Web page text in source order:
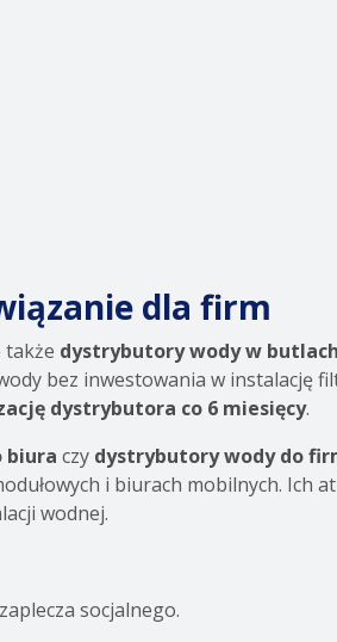
dla firm
także dystrybutory wody w
bez inwestowania w instalację
dystrybutora co 6 miesięcy.
biura czy dystrybutory wody do
i biurach mobilnych. Ich
wodnej.
socjalnego.